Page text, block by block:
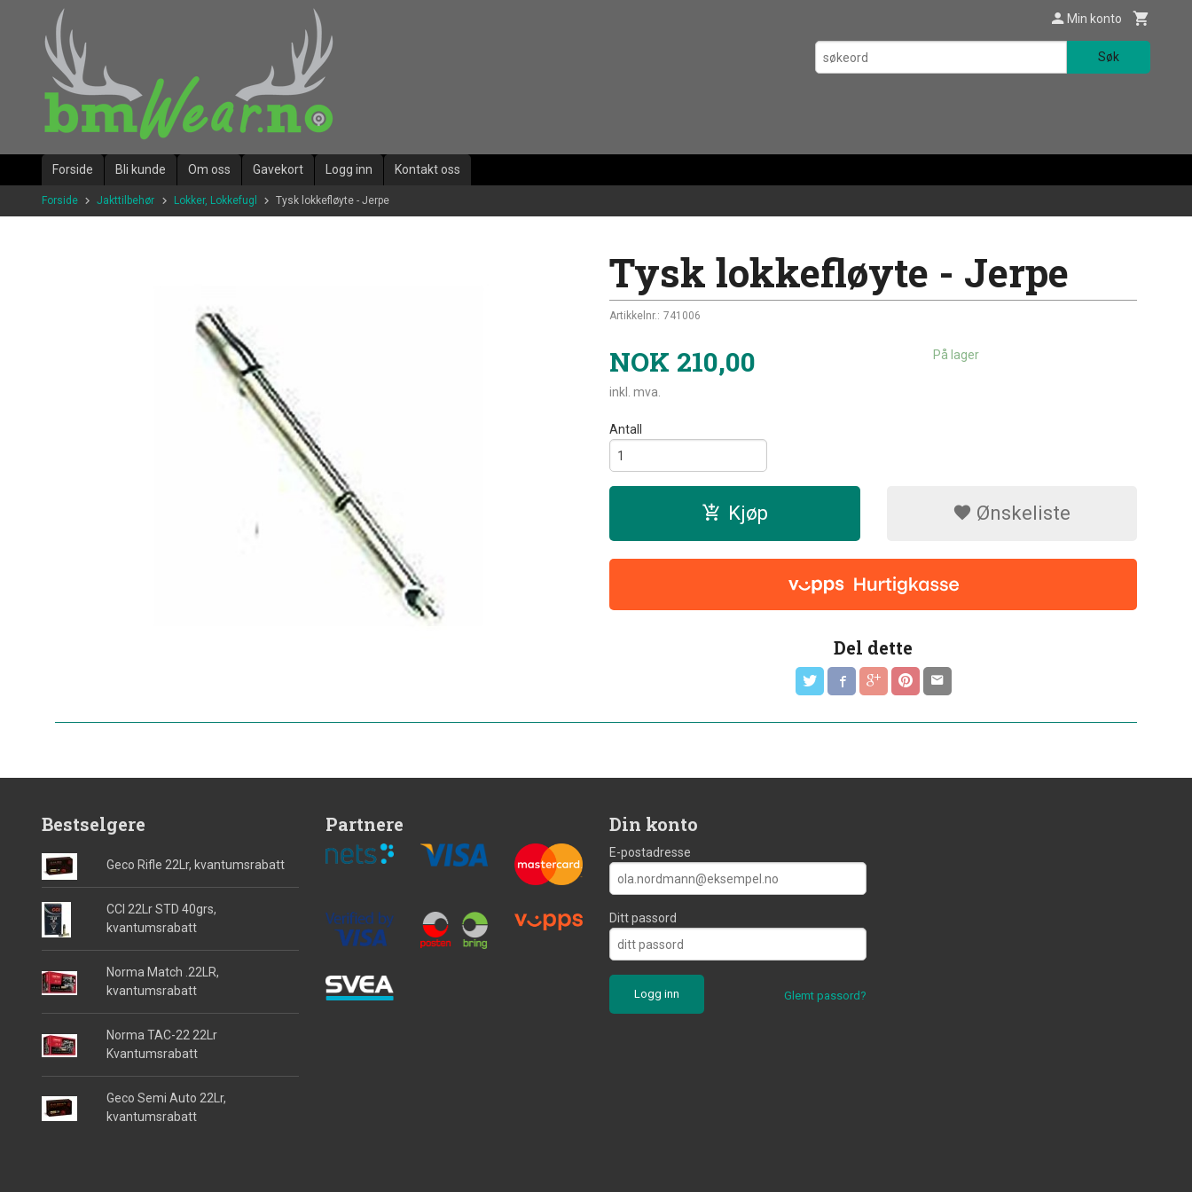
innholdet
Min konto
Søk
Forside Bli kunde Om oss Gavekort Logg inn Kontakt oss
Forside Jakttilbehør Lokker, Lokkefugl Tysk lokkefløyte - Jerpe
Tysk lokkefløyte - Jerpe
Artikkelnr.: 741006
NOK 210,00
inkl. mva.
På lager
Antall
Kjøp Ønskeliste
Del dette
Bestselgere
Geco Rifle 22Lr, kvantumsrabatt
CCI 22Lr STD 40grs,
kvantumsrabatt
Norma Match .22LR,
kvantumsrabatt
Norma TAC-22 22Lr
Kvantumsrabatt
Geco Semi Auto 22Lr,
kvantumsrabatt
Partnere Din konto
E-postadresse
Ditt passord
Glemt passord?